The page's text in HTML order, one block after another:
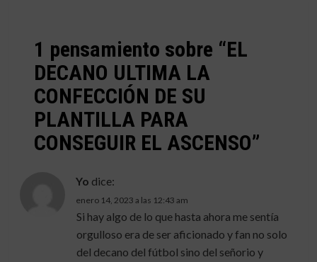
1 pensamiento sobre “EL
DECANO ULTIMA LA
CONFECCIÓN DE SU
PLANTILLA PARA
CONSEGUIR EL ASCENSO”
Yo dice:
enero 14, 2023 a las 12:43 am
Si hay algo de lo que hasta ahora me sentía
orgulloso era de ser aficionado y fan no solo
del decano del fútbol sino del señorio y